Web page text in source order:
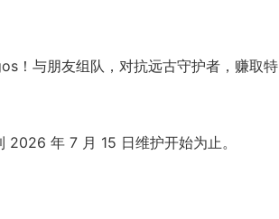
！与朋友组队，对抗远古守护者，赚取特
年 7 月 15 日维护开始为止。